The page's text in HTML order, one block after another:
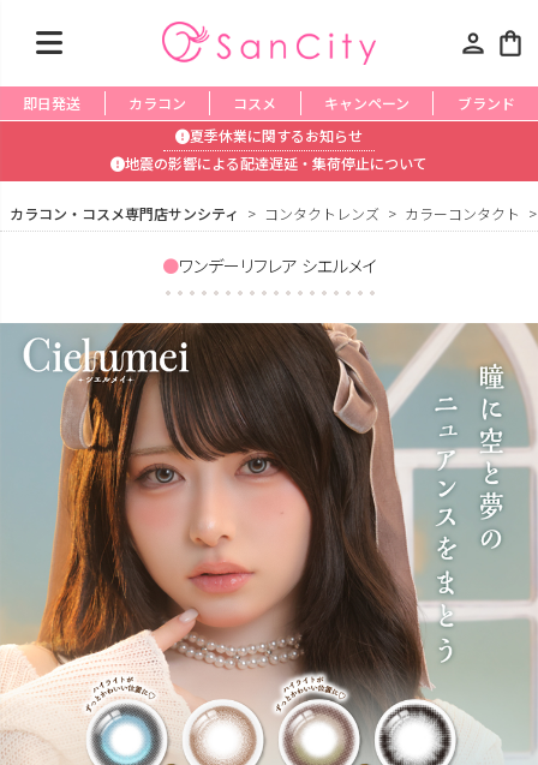
person shopping_bag
即日発送 カラコン コスメ キャンペーン
ブランド
夏季休業に関するお知らせ
地震の影響による配達遅延・集荷停止について
カラコン・コスメ専門店サンシティ コンタクトレンズ カラーコンタクト
ワンデーリフレア シエルメイ